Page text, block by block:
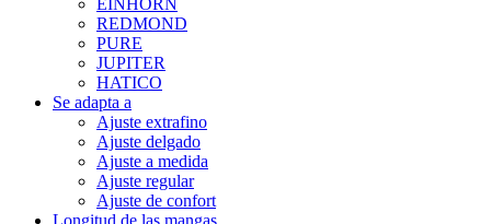
EINHORN
REDMOND
PURE
JUPITER
HATICO
Se adapta a
Ajuste extrafino
Ajuste delgado
Ajuste a medida
Ajuste regular
Ajuste de confort
Longitud de las mangas